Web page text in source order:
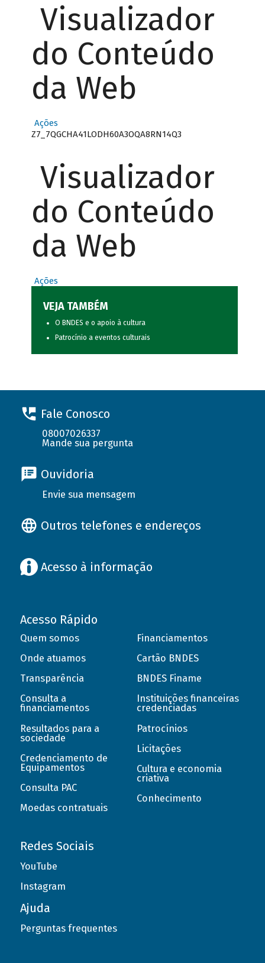
Visualizador
do Conteúdo
da Web
Ações
Z7_7QGCHA41LODH60A3OQA8RN14Q3
Visualizador
do Conteúdo
da Web
Ações
VEJA TAMBÉM
O BNDES e o apoio à cultura
Patrocínio a eventos culturais
Fale Conosco
08007026337
Mande sua pergunta
Ouvidoria
Envie sua mensagem
Outros telefones e endereços
Acesso à informação
Acesso Rápido
Quem somos
Onde atuamos
Transparência
Consulta a
financiamentos
Resultados para a
sociedade
Credenciamento de
Equipamentos
Consulta PAC
Moedas contratuais
Financiamentos
Cartão BNDES
BNDES Finame
Instituições financeiras
credenciadas
Patrocínios
Licitações
Cultura e economia
criativa
Conhecimento
Redes Sociais
YouTube
Instagram
Ajuda
Perguntas frequentes